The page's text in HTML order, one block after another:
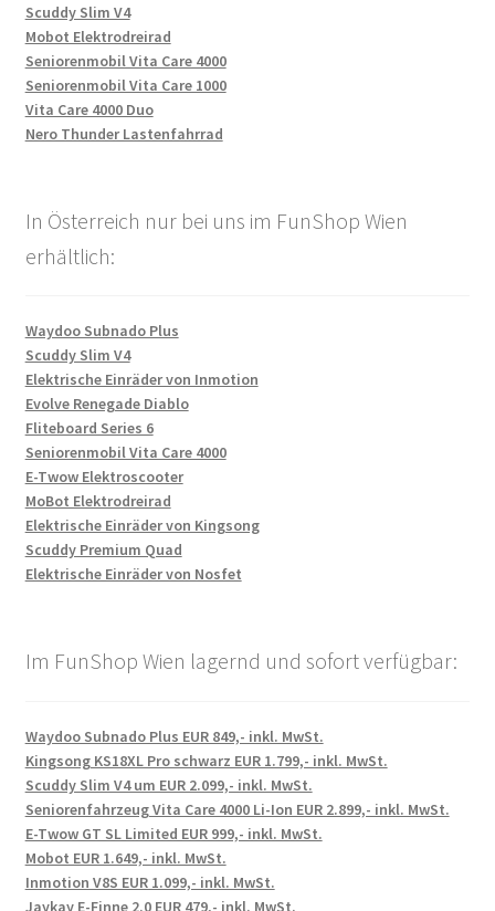
Scuddy Slim V4
Mobot Elektrodreirad
Seniorenmobil Vita Care 4000
Seniorenmobil Vita Care 1000
Vita Care 4000 Duo
Nero Thunder Lastenfahrrad
In Österreich nur bei uns im FunShop Wien
erhältlich:
Waydoo Subnado Plus
Scuddy Slim V4
Elektrische Einräder von Inmotion
Evolve Renegade Diablo
Fliteboard Series 6
Seniorenmobil Vita Care 4000
E-Twow Elektroscooter
MoBot Elektrodreirad
Elektrische Einräder von Kingsong
Scuddy Premium Quad
Elektrische Einräder von Nosfet
Im FunShop Wien lagernd und sofort verfügbar:
Waydoo Subnado Plus EUR 849,- inkl. MwSt.
Kingsong KS18XL Pro schwarz EUR 1.799,- inkl. MwSt.
Scuddy Slim V4 um EUR 2.099,- inkl. MwSt.
Seniorenfahrzeug Vita Care 4000 Li-Ion EUR 2.899,- inkl. MwSt.
E-Twow GT SL Limited EUR 999,- inkl. MwSt.
Mobot EUR 1.649,- inkl. MwSt.
Inmotion V8S EUR 1.099,- inkl. MwSt.
Jaykay E-Finne 2.0 EUR 479,- inkl. MwSt.